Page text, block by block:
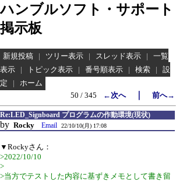
ハンブルソフト・サポート
掲示板
新規投稿 | ツリー表示 | スレッド表示 |
一覧
表示
| トピック表示 | 番号順表示 | 検索 |
設
定
|
ホーム
50 / 345
←次へ｜ 前へ→
Re:LED_Signboard プログラムの作動環境(現状)
by Rocky Email 22/10/10(月) 17:08
▼Rockyさん：
>2022/10/10
>
>当方でテストした内容に基ずきメモとして書き留